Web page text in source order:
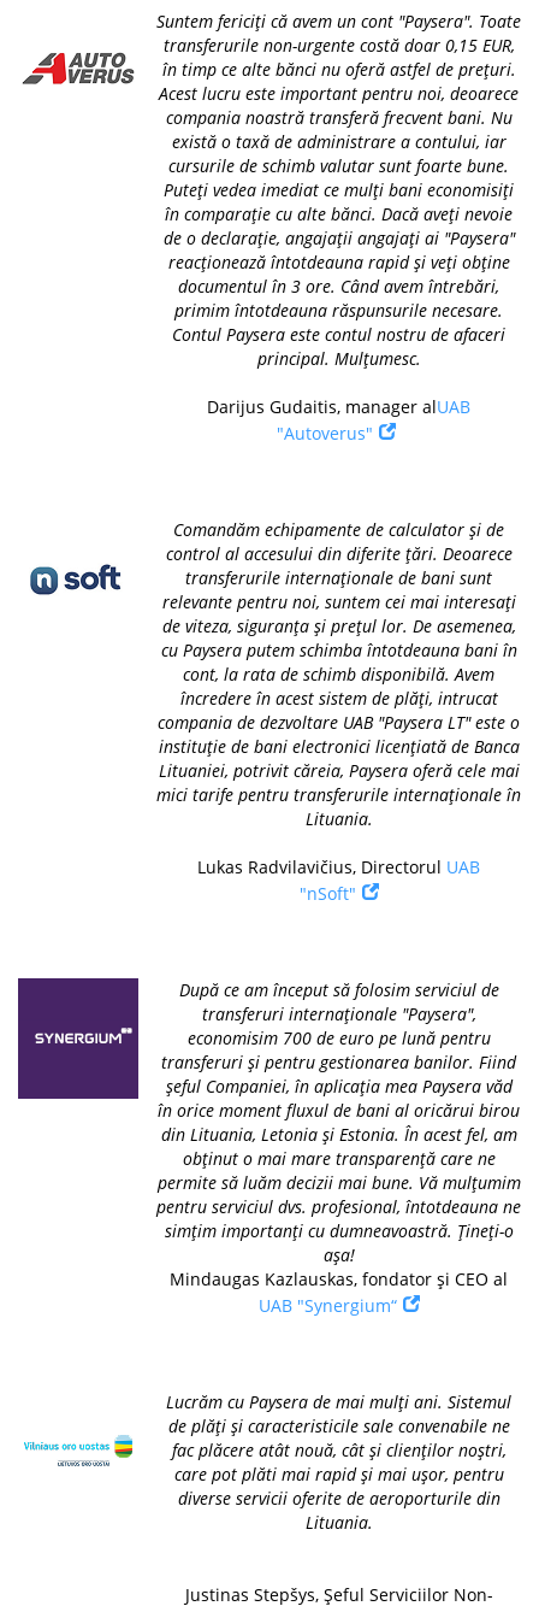
Suntem fericiți că avem un cont "Paysera". Toate
transferurile non-urgente costă doar 0,15 EUR,
în timp ce alte bănci nu oferă astfel de prețuri.
Acest lucru este important pentru noi, deoarece
compania noastră transferă frecvent bani. Nu
există o taxă de administrare a contului, iar
cursurile de schimb valutar sunt foarte bune.
Puteți vedea imediat ce mulți bani economisiți
în comparație cu alte bănci. Dacă aveți nevoie
de o declarație, angajații angajați ai "Paysera"
reacționează întotdeauna rapid și veți obține
documentul în 3 ore. Când avem întrebări,
primim întotdeauna răspunsurile necesare.
Contul Paysera este contul nostru de afaceri
principal. Mulțumesc.
Darijus Gudaitis, manager alUAB
"Autoverus"
Comandăm echipamente de calculator și de
control al accesului din diferite țări. Deoarece
transferurile internaționale de bani sunt
relevante pentru noi, suntem cei mai interesați
de viteza, siguranța și prețul lor. De asemenea,
cu Paysera putem schimba întotdeauna bani în
cont, la rata de schimb disponibilă. Avem
încredere în acest sistem de plăți, intrucat
compania de dezvoltare UAB "Paysera LT" este o
instituție de bani electronici licențiată de Banca
Lituaniei, potrivit căreia, Paysera oferă cele mai
mici tarife pentru transferurile internaționale în
Lituania.
Lukas Radvilavičius, Directorul UAB
"nSoft"
După ce am început să folosim serviciul de
transferuri internaționale "Paysera",
economisim 700 de euro pe lună pentru
transferuri și pentru gestionarea banilor. Fiind
șeful Companiei, în aplicația mea Paysera văd
în orice moment fluxul de bani al oricărui birou
din Lituania, Letonia și Estonia. În acest fel, am
obținut o mai mare transparență care ne
permite să luăm decizii mai bune. Vă mulțumim
pentru serviciul dvs. profesional, întotdeauna ne
simțim importanți cu dumneavoastră. Țineți-o
așa!
Mindaugas Kazlauskas, fondator și CEO al
UAB "Synergium“
Lucrăm cu Paysera de mai mulți ani. Sistemul
de plăți și caracteristicile sale convenabile ne
fac plăcere atât nouă, cât și clienților noștri,
care pot plăti mai rapid și mai ușor, pentru
diverse servicii oferite de aeroporturile din
Lituania.
Justinas Stepšys, Șeful Serviciilor Non-